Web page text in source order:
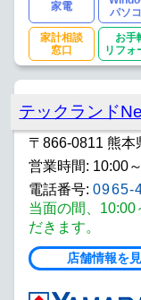
家電
パソ
家計相談
窓口
お手
リフォ
テックランド
〒866-0811 熊本
営業時間: 10:00
電話番号: 0965-
当面の間、10:00
だきます。
店舗情報を